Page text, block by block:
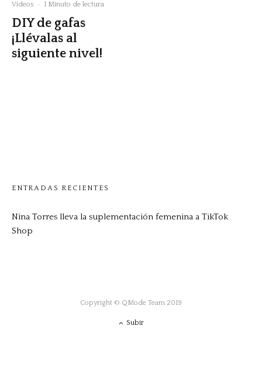
Videos · 1 Minuto de lectura
DIY de gafas
¡Llévalas al
siguiente nivel!
ENTRADAS RECIENTES
Nina Torres lleva la suplementación femenina a TikTok
Shop
Copyright © QMode Team 2019
Subir